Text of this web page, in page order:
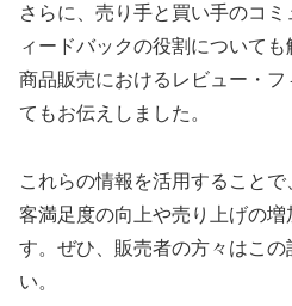
さらに、売り手と買い手のコ
ィードバックの役割について
商品販売におけるレビュー・
てもお伝えしました。
これらの情報を活用すること
客満足度の向上や売り上げの増
す。ぜひ、販売者の方々はこ
い。